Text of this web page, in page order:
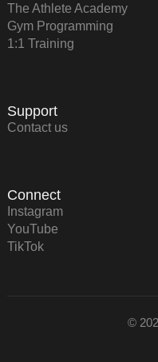
The Athlete Academy
Gym Programming
1:1 Training
Support
Contact us
Connect
Instagram
YouTube
TikTok
©